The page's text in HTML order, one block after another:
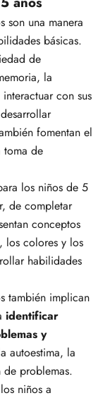
son una manera
básicas.
de
la
con sus
fomentan el
toma de
los niños de 5
de completar
conceptos
los colores y los
habilidades
también implican
identificar
y
autoestima, la
problemas.
niños a